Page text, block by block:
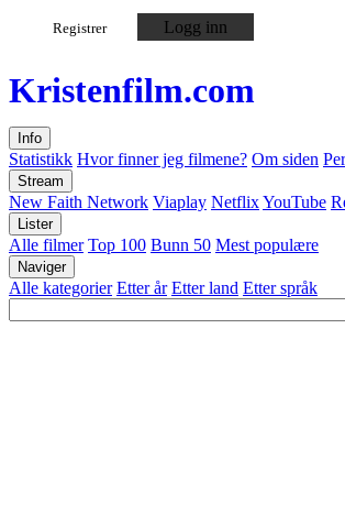
Registrer Logg inn
Kristenfilm.com
Info
Statistikk Hvor finner jeg filmene? Om siden
Stream
New Faith Network Viaplay NetflixYouTube
Lister
Alle filmer Top 100 Bunn 50 Mest populære
Naviger
Alle kategorier Etter år Etter land Etter språk